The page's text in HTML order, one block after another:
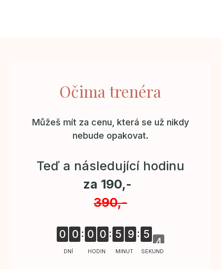
Očima trenéra
Můžeš mít za cenu, která se už nikdy
nebude opakovat.
Teď a následující hodinu
za 190,-
390,-
0 0
DNÍ
0 0
HODIN
5 9
MINUT
5 3
SEKUND